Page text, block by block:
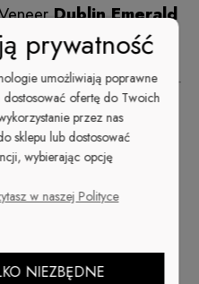
Dublin Emerald
hybryda.
—idealny manicure 21+
Mix Stir
prywatność
umożliwiają poprawne
dostosować ofertę do Twoich
przez nas
sklepu lub dostosować
wybierając opcję
w naszej Polityce
NIEZBĘDNE